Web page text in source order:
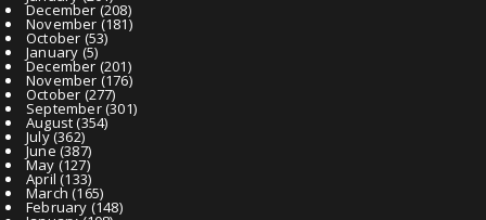
December (208)
November (181)
October (53)
January (5)
December(201)
November (176)
October (277)
September(301)
August(354)
July(362)
June(387)
May (127)
April (133)
March (165)
February (148)